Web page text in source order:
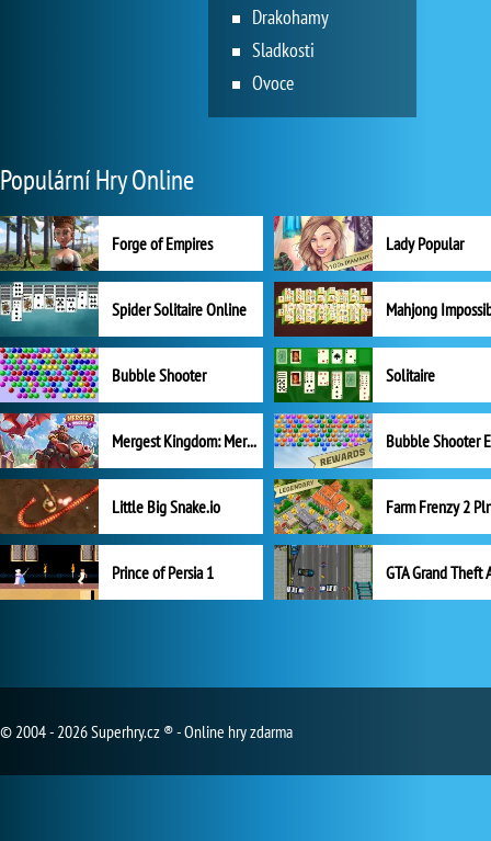
Drakohamy
Sladkosti
Ovoce
Populární Hry Online
Forge of Empires Lady Popular
Spider Solitaire Online Mahjong
Bubble Shooter Solitaire
Mergest Kingdom: Merge Puzzle
Little Big Snake.io
Prince of Persia 1 GTA Grand Theft
© 2004 - 2026 Superhry.cz ® - Online hry zdarma